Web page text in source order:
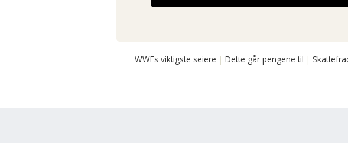
WWFs viktigste seiere Dette går pengene til